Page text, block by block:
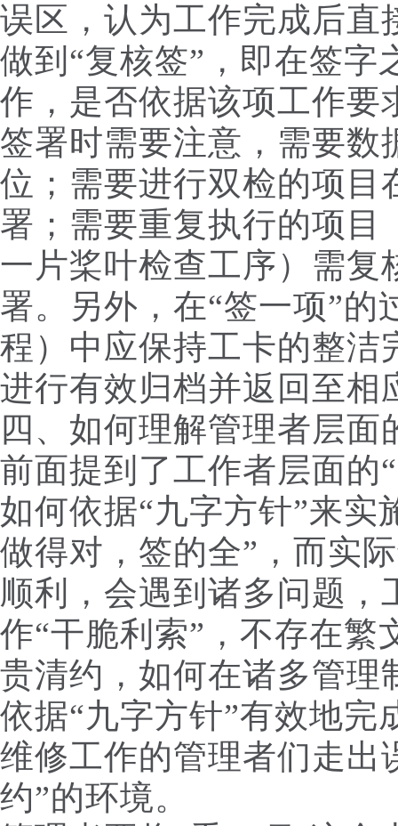
误区，认为工作完成后直
做到“复核签”，即在签字
作，是否依据该项工作要
签署时需要注意，需要数
位；需要进行双检的项目
署；需要重复执行的项目
一片桨叶检查工序）需复
署。另外，在“签一项”的
程）中应保持工卡的整洁
进行有效归档并返回至相
四、如何理解管理者层面
前面提到了工作者层面的
如何依据“九字方针”来实
做得对，签的全”，而实
顺利，会遇到诸多问题
作“干脆利索”，不存在
贵清约，如何在诸多管理
依据“九字方针”有效地
维修工作的管理者们走出
约”的环境。